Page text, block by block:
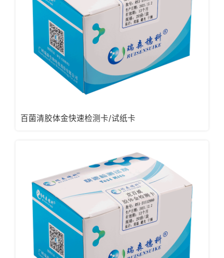
百菌清胶体金快速检测卡/试纸卡